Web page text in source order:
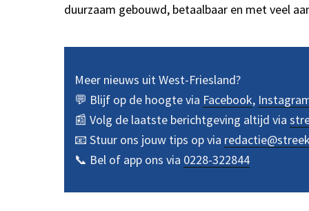
duurzaam gebouwd, betaalbaar en met veel
Meer nieuws uit West-Friesland?
💬 Blijf op de hoogte via Facebook,
📰 Volg de laatste berichtgeving altijd via
📧 Stuur ons jouw tips op via
📞 Bel of app ons via 0228-322844